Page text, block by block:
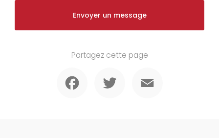
Envoyer un message
Partagez cette page